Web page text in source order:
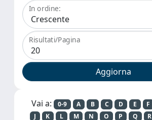
In ordine:
Risultati/Pagina
Vai a: 0-9 A B C D E F
J
K L M N O P Q R